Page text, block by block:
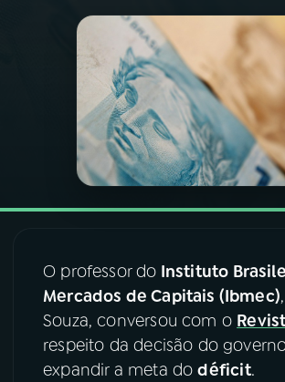
PROGRAMAÇÃO
PROGRAMAS
PODCASTS
06VIDEOCASTS
07ÚLTIMAS
FESTIVAL DE MÚSICA
O professor do Instituto
Mercados de Capitais (Ibmec)
Souza, conversou com o
respeito da decisão do
expandir a meta dodéficit.